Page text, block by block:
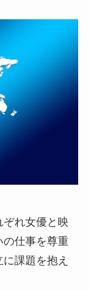
れ女優と映
仕事を尊重
課題を抱え